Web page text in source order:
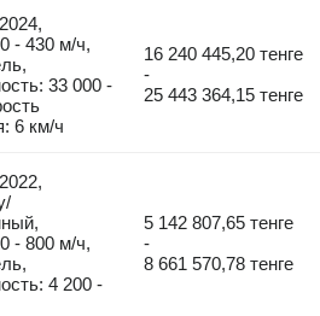
- 430 м/ч,
33 000 -
6 км/ч
16 240 445,20 тенге
-
25 443 364,15 тенге
- 800 м/ч,
4 200 -
5 142 807,65 тенге
-
8 661 570,78 тенге